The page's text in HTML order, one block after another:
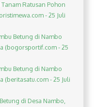
Ratusan Pohon
- 25 Juli
Betung di Nambo
(bogorsportif.com - 25
Betung di Nambo
(beritasatu.com - 25 Juli
di Desa Nambo,